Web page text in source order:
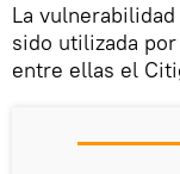
La
sido utilizada
entre ellas el